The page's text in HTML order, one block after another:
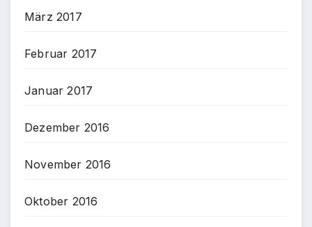
März 2017
Februar 2017
Januar 2017
Dezember 2016
November 2016
Oktober 2016